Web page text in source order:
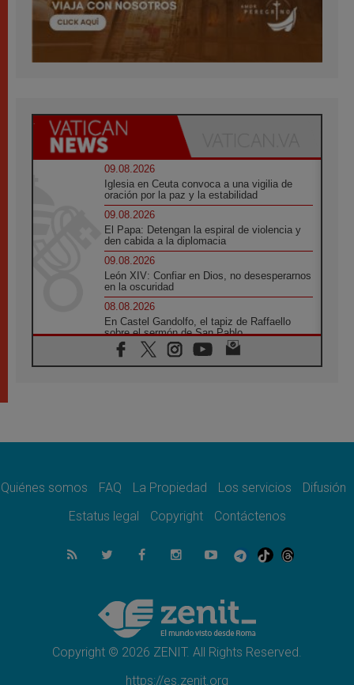
09.08.2026
Iglesia en Ceuta convoca a una vigilia de
oración por la paz y la estabilidad
09.08.2026
El Papa: Detengan la espiral de violencia y
den cabida a la diplomacia
09.08.2026
León XIV: Confiar en Dios, no desesperarnos
en la oscuridad
08.08.2026
En Castel Gandolfo, el tapiz de Raffaello
sobre el sermón de San Pablo
08.08.2026
En Colombia, «la paz no se compra con una
08.08.2026
08.08.2026
del Buen Consejo de Genazzano
Filipinas: el Vicariato Apostólico de Calapán
se convierte en diócesis
Honduras: Los desplazados invisibles de una
crisis olvidada
Quiénes somos FAQ La Propiedad Los servicios
Difusión
Estatus legal
Copyright Contáctenos
Copyright © 2026 ZENIT. All Rights Reserved.
https://es.zenit.org